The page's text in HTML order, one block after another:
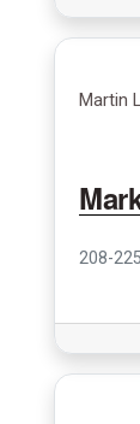
Martin
208-